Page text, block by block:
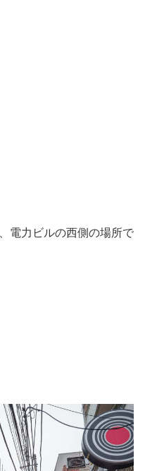
電力ビルの西側の場所で